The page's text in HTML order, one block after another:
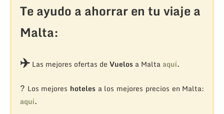
Te ayudo a ahorrar en tu viaje a
Malta:
✈️Las mejores ofertas de Vuelosa Malta aquí.
? Los mejores hotelesa los mejores precios en Malta:
aquí.